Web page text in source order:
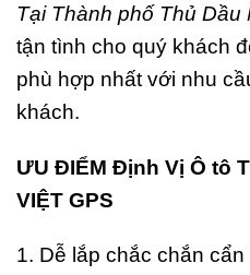
Tại Thành phố Thủ Dầu
tận tình cho quý khách
phù hợp nhất với nhu
khách.
ƯU ĐIỂM Định Vị Ô tô
VIỆT GPS
1. Dễ lắp chắc chắn